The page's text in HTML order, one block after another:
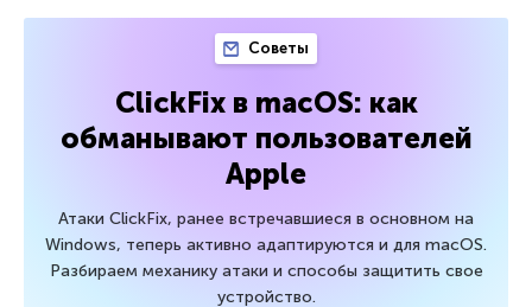
Советы
ClickFix в macOS: как
обманывают пользователей
Apple
Атаки ClickFix, ранее встречавшиеся в основном на
Windows, теперь активно адаптируются и для macOS.
Разбираем механику атаки и способы защитить свое
устройство.